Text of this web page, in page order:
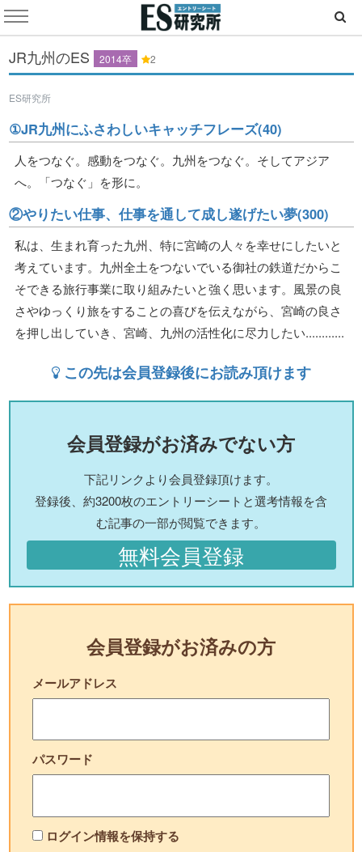
JR九州のES 2014卒 2
ES研究所
①JR九州にふさわしいキャッチフレーズ(40)
人をつなぐ。感動をつなぐ。九州をつなぐ。そしてアジア
へ。「つなぐ」を形に。
②やりたい仕事、仕事を通して成し遂げたい夢(300)
私は、生まれ育った九州、特に宮崎の人々を幸せにしたいと
考えています。九州全土をつないでいる御社の鉄道だからこ
そできる旅行事業に取り組みたいと強く思います。風景の良
さやゆっくり旅をすることの喜びを伝えながら、宮崎の良さ
を押し出していき、宮崎、九州の活性化に尽力したい............
この先は会員登録後にお読み頂けます
会員登録がお済みでない方
下記リンクより会員登録頂けます。
登録後、約3200枚のエントリーシートと選考情報を含
む記事の一部が閲覧できます。
無料会員登録
会員登録がお済みの方
メールアドレス
パスワード
ログイン情報を保持する